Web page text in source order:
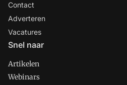
Contact
Adverteren
Vacatures
Snel naar
Artikelen
Webinars